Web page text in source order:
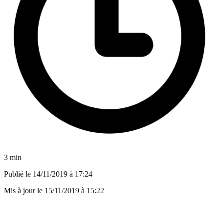
3 min
Publié le 14/11/2019 à 17:24
Mis à jour le 15/11/2019 à 15:22